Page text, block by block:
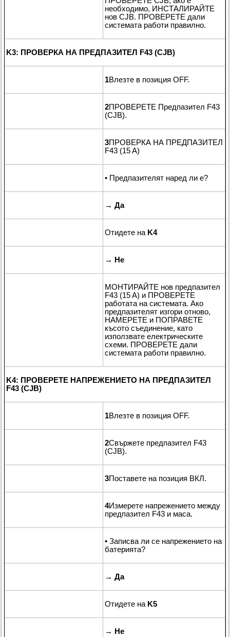
необходимо, ИНСТАЛИРАЙТЕ
нов CJB. ПРОВЕРЕТЕ дали
системата работи правилно.
K3: ПРОВЕРКА НА ПРЕДПАЗИТЕЛ F43 (CJB)
1Влезте в позиция OFF.
2ПРОВЕРЕТЕ Предпазител F43
(CJB).
3ПРОВЕРКА НА ПРЕДПАЗИТЕЛ
F43 (15 A)
• Предпазителят наред ли е?
→ Да
Отидете на K4
→ Не
МОНТИРАЙТЕ нов предпазител
F43 (15 A) и ПРОВЕРЕТЕ
работата на системата. Ако
предпазителят изгори отново,
НАМЕРЕТЕ и ПОПРАВЕТЕ
късото съединение, като
използвате електрическите
схеми. ПРОВЕРЕТЕ дали
системата работи правилно.
K4: ПРОВЕРЕТЕ НАПРЕЖЕНИЕТО НА ПРЕДПАЗИТЕЛ
F43 (CJB)
1Влезте в позиция OFF.
2Свържете предпазител F43
(CJB).
3Поставете на позиция ВКЛ.
4Измерете напрежението между
предпазител F43 и маса.
• Записва ли се напрежението на
батерията?
→ Да
Отидете на K5
→ Не